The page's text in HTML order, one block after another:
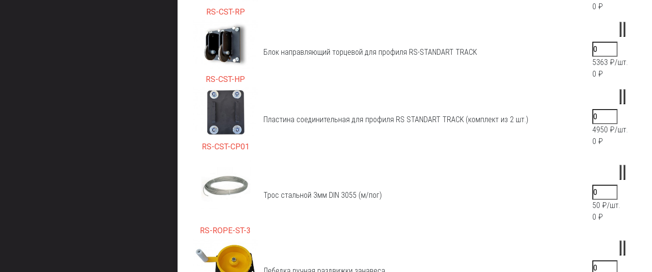
RS-CST-RP
0 ₽
RS-CST-HP
Блок направляющий торцевой для профиля RS-STANDART TRACK
5363 ₽/шт.
0 ₽
RS-CST-CP01
Пластина соединительная для профиля RS STANDART TRACK (комплект из 2 шт.)
4950 ₽/шт.
0 ₽
RS-ROPE-ST-3
Трос стальной 3мм DIN 3055 (м/пог)
50 ₽/шт.
0 ₽